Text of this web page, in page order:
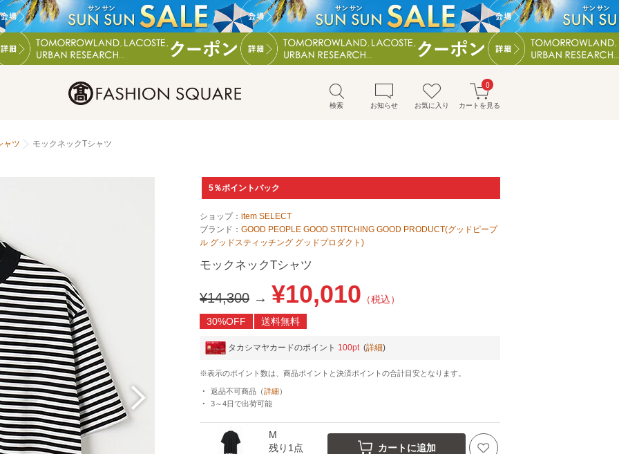
検索 お知らせ お気に入り カートを見る
0
ャツ モックネックTシャツ
5％ポイントバック
ショップ： item SELECT
ブランド： GOOD PEOPLE GOOD STITCHING GOOD PRODUCT(グッドピープ
ル グッドスティッチング グッドプロダクト)
モックネックTシャツ
¥14,300 → ¥10,010 （税込）
30%OFF
送料無料
タカシマヤカードのポイント 100pt (詳細)
※表示のポイント数は、商品ポイントと決済ポイントの合計目安となります。
返品不可商品 （詳細）
3～4日で出荷可能
M
残り1点
カートに追加